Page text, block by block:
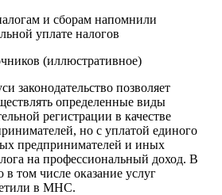
(иллюстративное)
законодательство позволяет
определенные виды
регистрации в качестве
но с уплатой единого
предпринимателей и иных
на профессиональный доход. В
в том числе оказание услуг
в МНС.